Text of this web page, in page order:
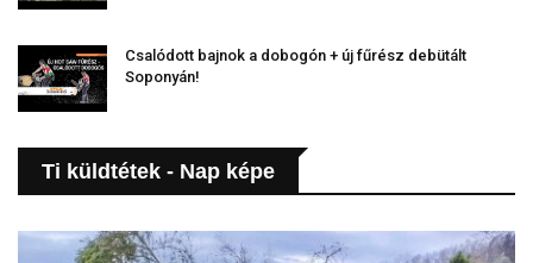
Csalódott bajnok a dobogón + új fűrész debütált
Soponyán!
Ti küldtétek - Nap képe